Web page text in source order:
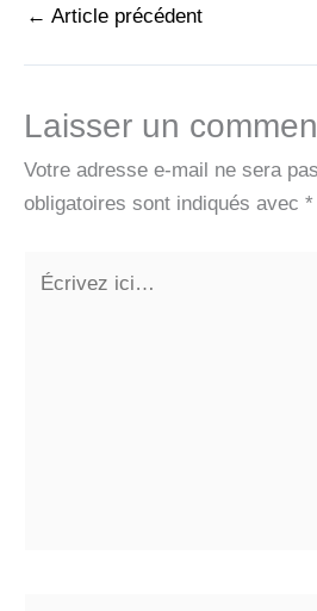
← Article précédent
Laisser un
Votre adresse e-mail ne sera
obligatoires sont indiqués avec *